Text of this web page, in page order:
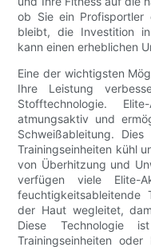
ob Sie ein
bleibt, die Investition
kann einen erheblichen
Eine der wichtigsten
Ihre Leistung
Stofftechnologie.
atmungsaktiv und
Schweißableitung.
Trainingseinheiten kühl
von Überhitzung und
verfügen viele Elite-
feuchtigkeitsableitende
der Haut wegleitet,
Diese Technologie
Trainingseinheiten